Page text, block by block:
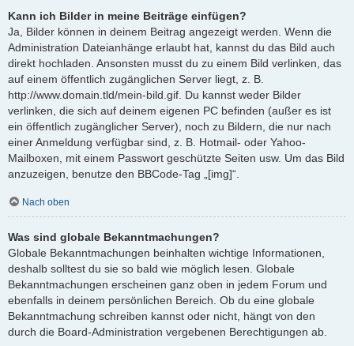
Kann ich Bilder in meine Beiträge einfügen?
Ja, Bilder können in deinem Beitrag angezeigt werden. Wenn die
Administration Dateianhänge erlaubt hat, kannst du das Bild auch
direkt hochladen. Ansonsten musst du zu einem Bild verlinken, das
auf einem öffentlich zugänglichen Server liegt, z. B.
http://www.domain.tld/mein-bild.gif. Du kannst weder Bilder
verlinken, die sich auf deinem eigenen PC befinden (außer es ist
ein öffentlich zugänglicher Server), noch zu Bildern, die nur nach
einer Anmeldung verfügbar sind, z. B. Hotmail- oder Yahoo-
Mailboxen, mit einem Passwort geschützte Seiten usw. Um das Bild
anzuzeigen, benutze den BBCode-Tag „[img]“.
Nach oben
Was sind globale Bekanntmachungen?
Globale Bekanntmachungen beinhalten wichtige Informationen,
deshalb solltest du sie so bald wie möglich lesen. Globale
Bekanntmachungen erscheinen ganz oben in jedem Forum und
ebenfalls in deinem persönlichen Bereich. Ob du eine globale
Bekanntmachung schreiben kannst oder nicht, hängt von den
durch die Board-Administration vergebenen Berechtigungen ab.